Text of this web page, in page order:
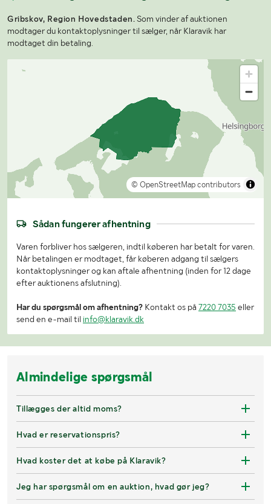
Gribskov, Region Hovedstaden. Som vinder af auktionen
modtager du kontaktoplysninger til sælger, når Klaravik har
modtaget din betaling.
© OpenStreetMap contributors
Sådan fungerer afhentning
Varen forbliver hos sælgeren, indtil køberen har betalt for varen.
Når betalingen er modtaget, får køberen adgang til sælgers
kontaktoplysninger og kan aftale afhentning (inden for 12 dage
efter auktionens afslutning).
Har du spørgsmål om afhentning? Kontakt os på 7220 7035 eller
send en e-mail til info@klaravik.dk
Almindelige spørgsmål
Tillægges der altid moms?
Hvad er reservationspris?
Hvad koster det at købe på Klaravik?
Jeg har spørgsmål om en auktion, hvad gør jeg?